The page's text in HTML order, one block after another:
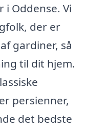
Oddense. Vi
der er
gardiner, så
til dit hjem.
persienner,
det bedste